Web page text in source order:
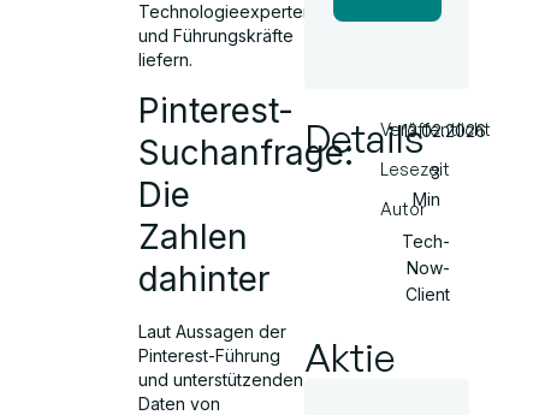
Technologieexperten
und Führungskräfte
liefern.
Pinterest-
Suchanfrage:
Die
Zahlen
dahinter
Laut Aussagen der
Pinterest-Führung
und unterstützenden
Daten von
DetailsVeröffentlicht
Lesezeit
Autor
13.02.2026
3
Min
Tech-
Now-
Client
Aktie